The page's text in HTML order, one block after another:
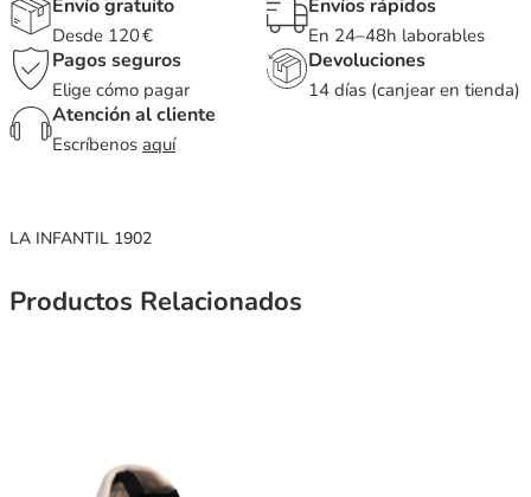
Envío gratuito
Desde 120 €
Envíos rápidos
En 24–48h laborables
Pagos seguros
Elige cómo pagar
Devoluciones
14 días (canjear en tienda)
Atención al cliente
Escríbenos aquí
LA INFANTIL 1902
Productos Relacionados